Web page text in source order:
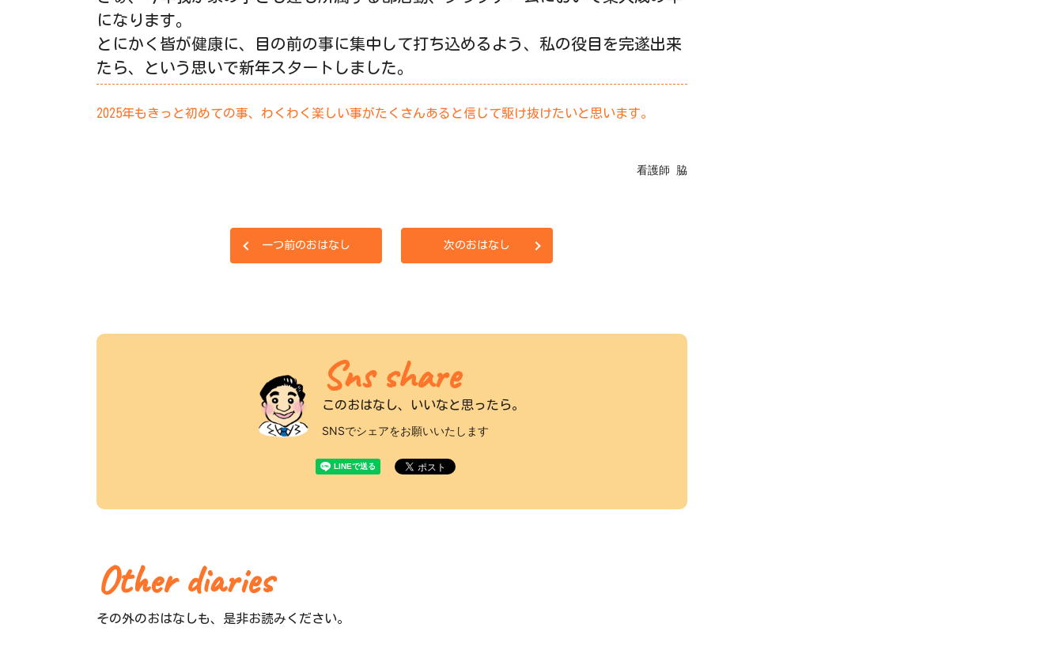
になります。
とにかく皆が健康に、目の前の事に集中して打ち込めるよう、私の役目を完遂出来
たら、という思いで新年スタートしました。
2025年もきっと初めての事、わくわく楽しい事がたくさんあると信じて駆け抜けたいと思います。
看護師 脇
一つ前のおはなし 次のおはなし
Sns share
このおはなし、 いいなと思ったら。
SNSでシェアをお願いいたします
Other diaries
その外のおはなしも、是非お読みください。